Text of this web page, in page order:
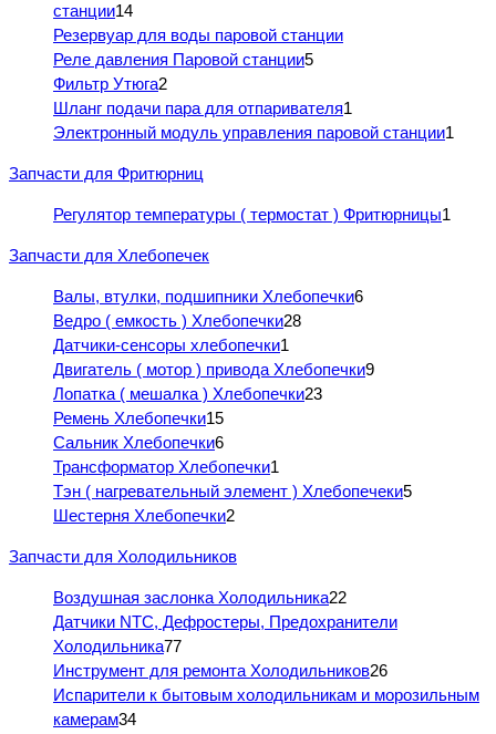
станции14
Резервуар для воды паровой станции
Реле давления Паровой станции5
Фильтр Утюга2
Шланг подачи пара для отпаривателя1
Электронный модуль управления паровой станции1
Запчасти для Фритюрниц
Регулятор температуры ( термостат ) Фритюрницы1
Запчасти для Хлебопечек
Валы, втулки, подшипники Хлебопечки6
Ведро ( емкость ) Хлебопечки28
Датчики-сенсоры хлебопечки1
Двигатель ( мотор ) привода Хлебопечки9
Лопатка ( мешалка ) Хлебопечки23
Ремень Хлебопечки15
Сальник Хлебопечки6
Трансформатор Хлебопечки1
Тэн ( нагревательный элемент ) Хлебопечеки5
Шестерня Хлебопечки2
Запчасти для Холодильников
Воздушная заслонка Холодильника22
Датчики NTC, Дефростеры, Предохранители
Холодильника77
Инструмент для ремонта Холодильников26
Испарители к бытовым холодильникам и морозильным
камерам34